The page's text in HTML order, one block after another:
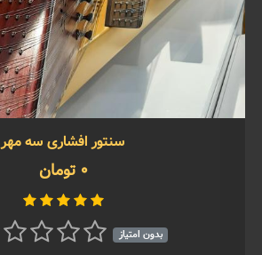
سنتور افشاری سه مهر
0 تومان
بدون امتیاز